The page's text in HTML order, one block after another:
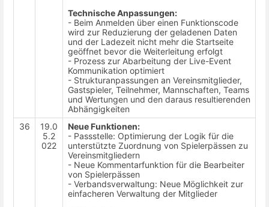
Technische Anpassungen:
- Beim Anmelden über einen Funktionscode
wird zur Reduzierung der geladenen Daten
und der Ladezeit nicht mehr die Startseite
geöffnet bevor die Weiterleitung erfolgt
- Prozess zur Abarbeitung der Live-Event
Kommunikation optimiert
- Strukturanpassungen an Vereinsmitglieder,
Gastspieler, Teilnehmer, Mannschaften, Teams
und Wertungen und den daraus resultierenden
Abhängigkeiten
36
19.0
5.2
022
Neue Funktionen:
- Passstelle: Optimierung der Logik für die
unterstützte Zuordnung von Spielerpässen zu
Vereinsmitgliedern
- Neue Kommentarfunktion für die Bearbeiter
von Spielerpässen
- Verbandsverwaltung: Neue Möglichkeit zur
einfacheren Verwaltung der Mitglieder